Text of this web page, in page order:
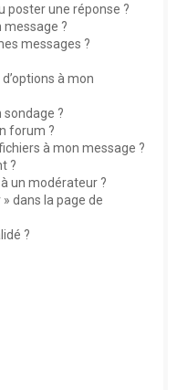
poster une réponse ?
?
messages ?
à mon
?
forum ?
à mon message ?
?
un modérateur ?
dans la page de
?